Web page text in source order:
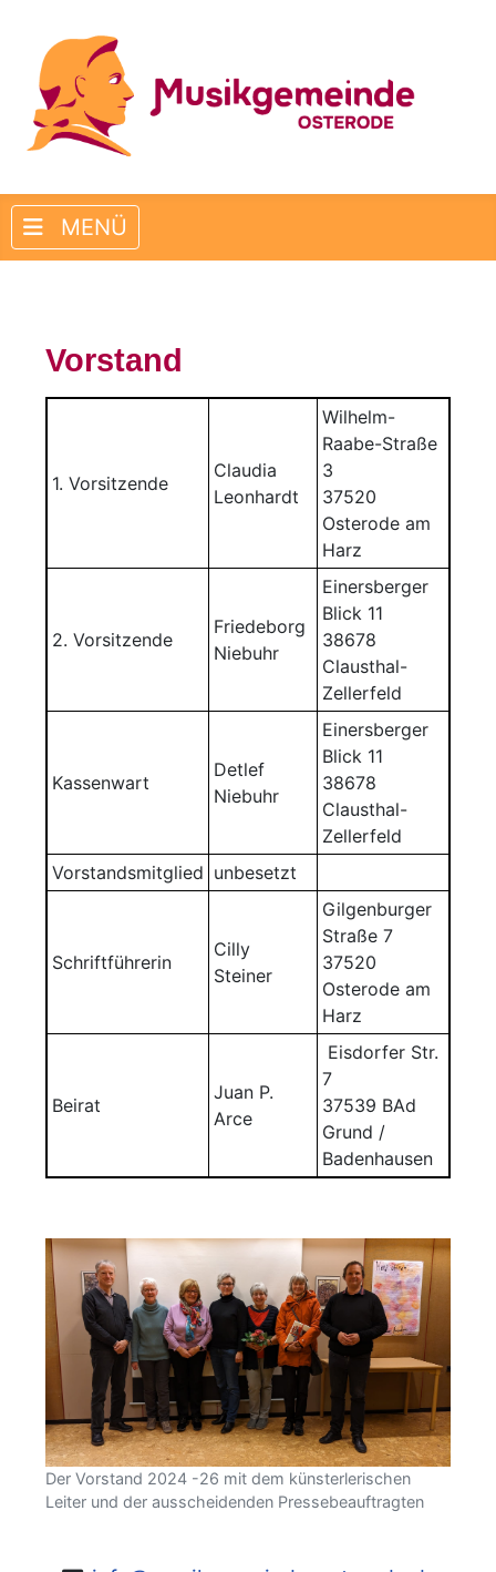
Vorstand
1. Vorsitzende
Claudia
Leonhardt
Wilhelm-
Raabe-Straße
3
37520
Osterode am
Harz
2. Vorsitzende
Friedeborg
Niebuhr
Einersberger
Blick 11
38678
Clausthal-
Zellerfeld
Kassenwart
Detlef
Niebuhr
Einersberger
Blick 11
38678
Clausthal-
Zellerfeld
Vorstandsmitglied unbesetzt
Schriftführerin
Cilly
Steiner
Gilgenburger
Straße 7
37520
Osterode am
Harz
Beirat
Juan P.
Arce
Eisdorfer Str.
7
37539 BAd
Grund /
Badenhausen
Der Vorstand 2024 -26 mit dem künsterlerischen
Leiter und der ausscheidenden Pressebeauftragten